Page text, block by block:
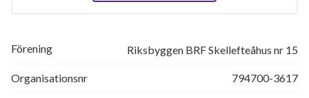
Förening Riksbyggen BRF Skellefteåhus nr 15
Organisationsnr 794700-3617